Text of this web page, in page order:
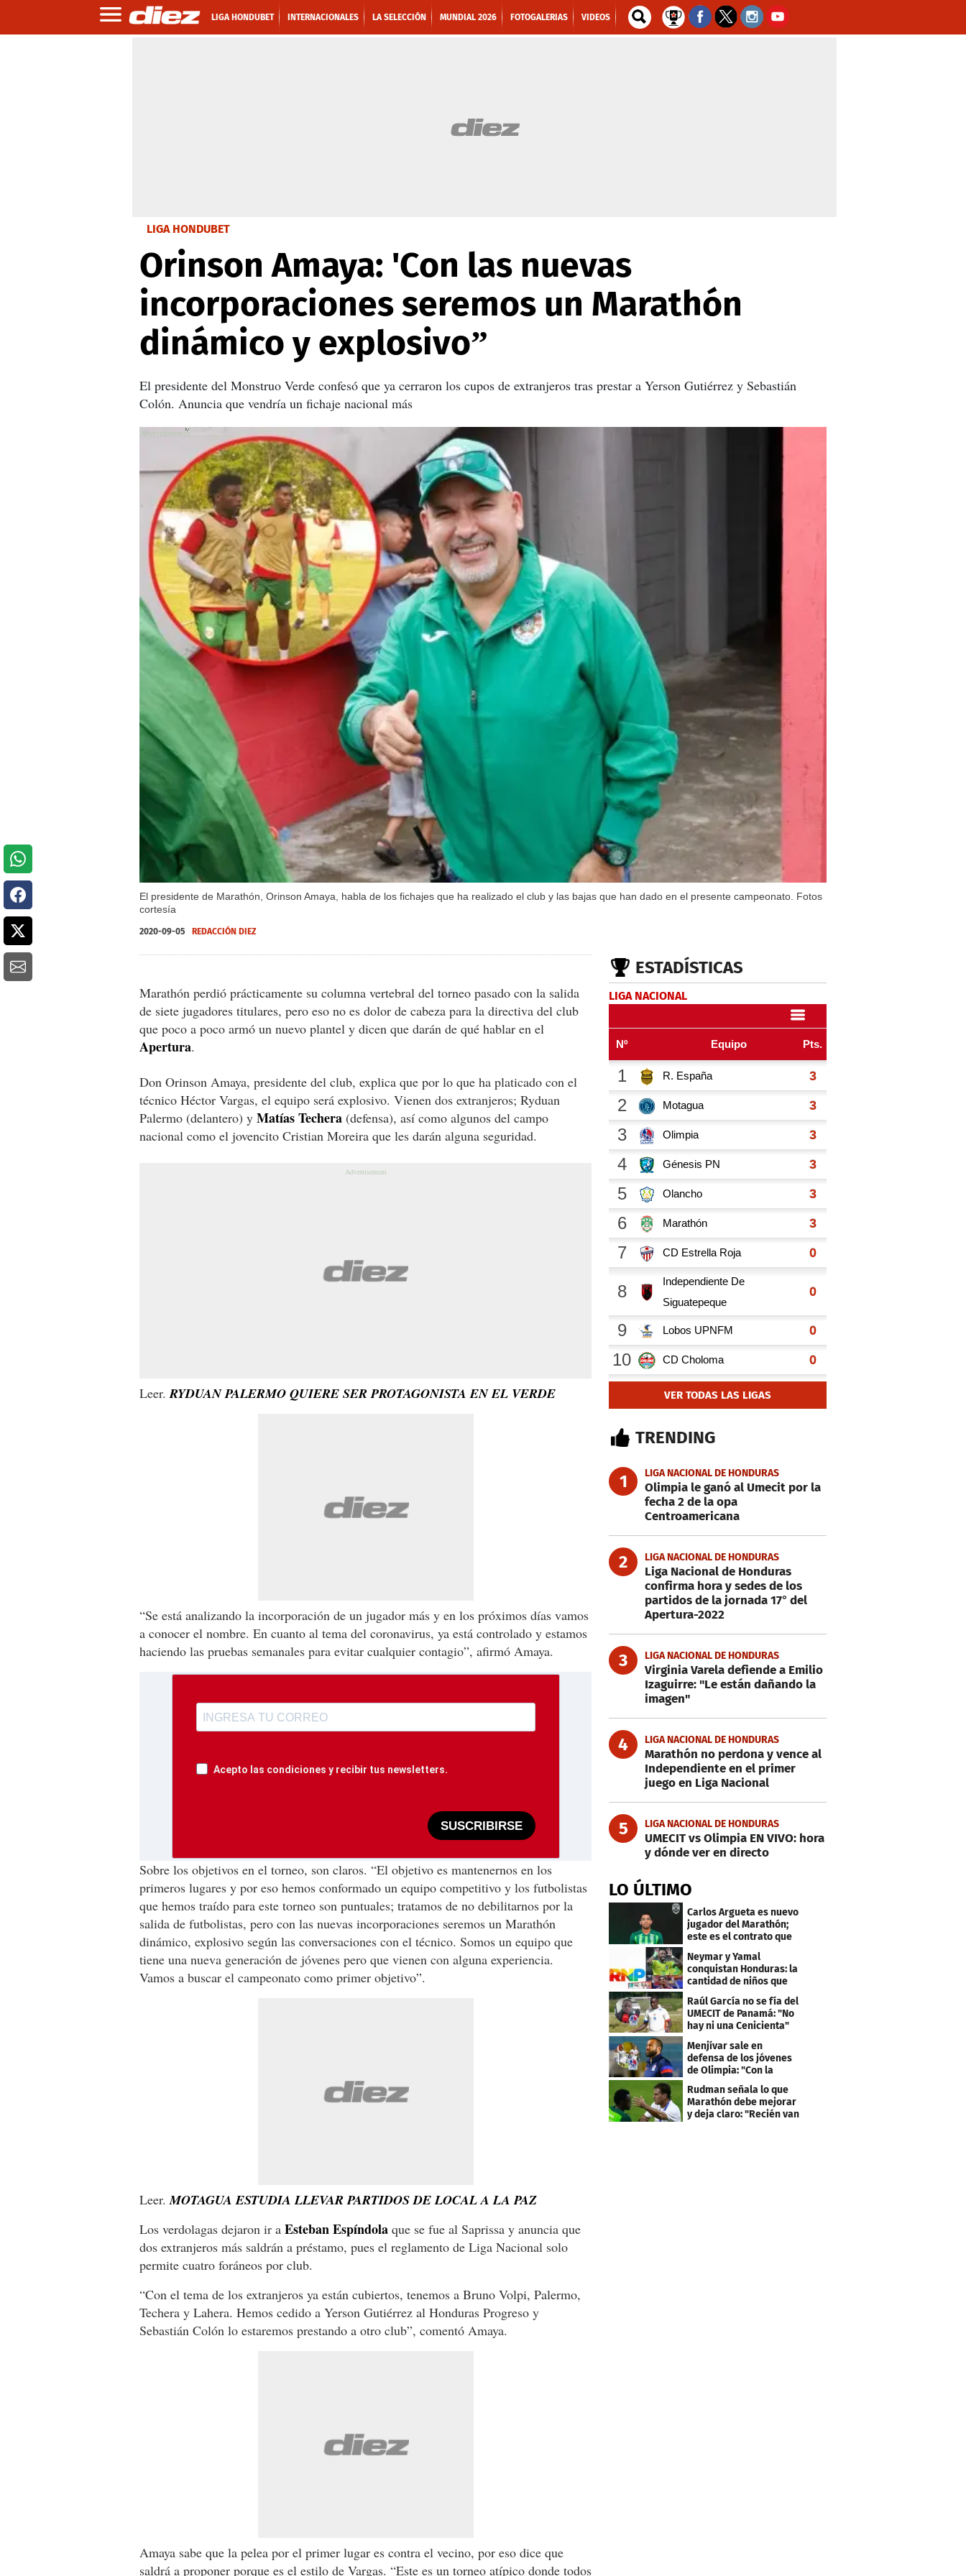
LIGA HONDUBET INTERNACIONALES LA SELECCIÓN MUNDIAL 2026 FOTOGALERIAS VIDEOS
LIGA HONDUBET
Orinson Amaya: 'Con las nuevas
incorporaciones seremos un Marathón
dinámico y explosivo”
El presidente del Monstruo Verde confesó que ya cerraron los cupos de extranjeros tras prestar a Yerson Gutiérrez y Sebastián
Colón. Anuncia que vendría un fichaje nacional más
El presidente de Marathón, Orinson Amaya, habla de los fichajes que ha realizado el club y las bajas que han dado en el presente campeonato. Fotos
cortesía
X
2020-09-05 REDACCIÓN DIEZ
Marathón perdió prácticamente su columna vertebral del torneo pasado con la salida
de siete jugadores titulares, pero eso no es dolor de cabeza para la directiva del club
que poco a poco armó un nuevo plantel y dicen que darán de qué hablar en el
Apertura.
Don Orinson Amaya, presidente del club, explica que por lo que ha platicado con el
técnico Héctor Vargas, el equipo será explosivo. Vienen dos extranjeros; Ryduan
Palermo (delantero) y Matías Techera (defensa), así como algunos del campo
nacional como el jovencito Cristian Moreira que les darán alguna seguridad.
Leer.RYDUAN PALERMO QUIERE SER PROTAGONISTA EN EL VERDE
“Se está analizando la incorporación de un jugador más y en los próximos días vamos
a conocer el nombre. En cuanto al tema del coronavirus, ya está controlado y estamos
haciendo las pruebas semanales para evitar cualquier contagio”, afirmó Amaya.
Acepto las condiciones y recibir tus newsletters.
SUSCRIBIRSE
Sobre los objetivos en el torneo, son claros. “El objetivo es mantenernos en los
primeros lugares y por eso hemos conformado un equipo competitivo y los futbolistas
que hemos traído para este torneo son puntuales; tratamos de no debilitarnos por la
salida de futbolistas, pero con las nuevas incorporaciones seremos un Marathón
dinámico, explosivo según las conversaciones con el técnico. Somos un equipo que
tiene una nueva generación de jóvenes pero que vienen con alguna experiencia.
Vamos a buscar el campeonato como primer objetivo”.
Leer.MOTAGUA ESTUDIA LLEVAR PARTIDOS DE LOCAL A LA PAZ
Los verdolagas dejaron ir a Esteban Espíndola que se fue al Saprissa y anuncia que
dos extranjeros más saldrán a préstamo, pues el reglamento de Liga Nacional solo
permite cuatro foráneos por club.
“Con el tema de los extranjeros ya están cubiertos, tenemos a Bruno Volpi, Palermo,
Techera y Lahera. Hemos cedido a Yerson Gutiérrez al Honduras Progreso y
Sebastián Colón lo estaremos prestando a otro club”, comentó Amaya.
Amaya sabe que la pelea por el primer lugar es contra el vecino, por eso dice que
saldrá a proponer porque es el estilo de Vargas. “Este es un torneo atípico donde todos
ESTADÍSTICAS
LIGA NACIONAL
VER TODAS LAS LIGAS
TRENDING
1 LIGA NACIONAL DE HONDURAS
Olimpia le ganó al Umecit por la
fecha 2 de la opa
Centroamericana
2 LIGA NACIONAL DE HONDURAS
Liga Nacional de Honduras
confirma hora y sedes de los
partidos de la jornada 17° del
Apertura-2022
3 LIGA NACIONAL DE HONDURAS
Virginia Varela defiende a Emilio
Izaguirre: "Le están dañando la
imagen"
4 LIGA NACIONAL DE HONDURAS
Marathón no perdona y vence al
Independiente en el primer
juego en Liga Nacional
5 LIGA NACIONAL DE HONDURAS
UMECIT vs Olimpia EN VIVO: hora
y dónde ver en directo
LO ÚLTIMO
Carlos Argueta es nuevo
jugador del Marathón;
este es el contrato que
Neymar y Yamal
conquistan Honduras: la
cantidad de niños que
llevan sus nombres
Raúl García no se fía del
UMECIT de Panamá: "No
hay ni una Cenicienta"
Menjívar sale en
defensa de los jóvenes
de Olimpia: "Con la
gente no se queda bien"
Rudman señala lo que
Marathón debe mejorar
y deja claro: "Recién van